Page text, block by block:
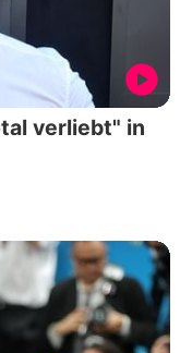
verliebt" in